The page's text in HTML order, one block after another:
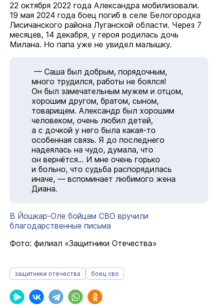
22 октября 2022 года Александра мобилизовали.
19 мая 2024 года боец погиб в селе Белогородка
Лисичанского района Луганской области. Через 7
месяцев, 14 декабря, у героя родилась дочь
Милана. Но папа уже не увидел малышку.
— Саша был добрым, порядочным,
много трудился, работы не боялся!
Он был замечательным мужем и отцом,
хорошим другом, братом, сыном,
товарищем. Александр был хорошим
человеком, очень любил детей,
а с дочкой у него была какая-то
особенная связь. Я до последнего
надеялась на чудо, думала, что
он вернётся… И мне очень горько
и больно, что судьба распорядилась
иначе, — вспоминает любимого жена
Диана.
В Йошкар-Оле бойцам СВО вручили
благодарственные письма
Фото: филиал «Защитники Отечества»
защитники отечества боец сво